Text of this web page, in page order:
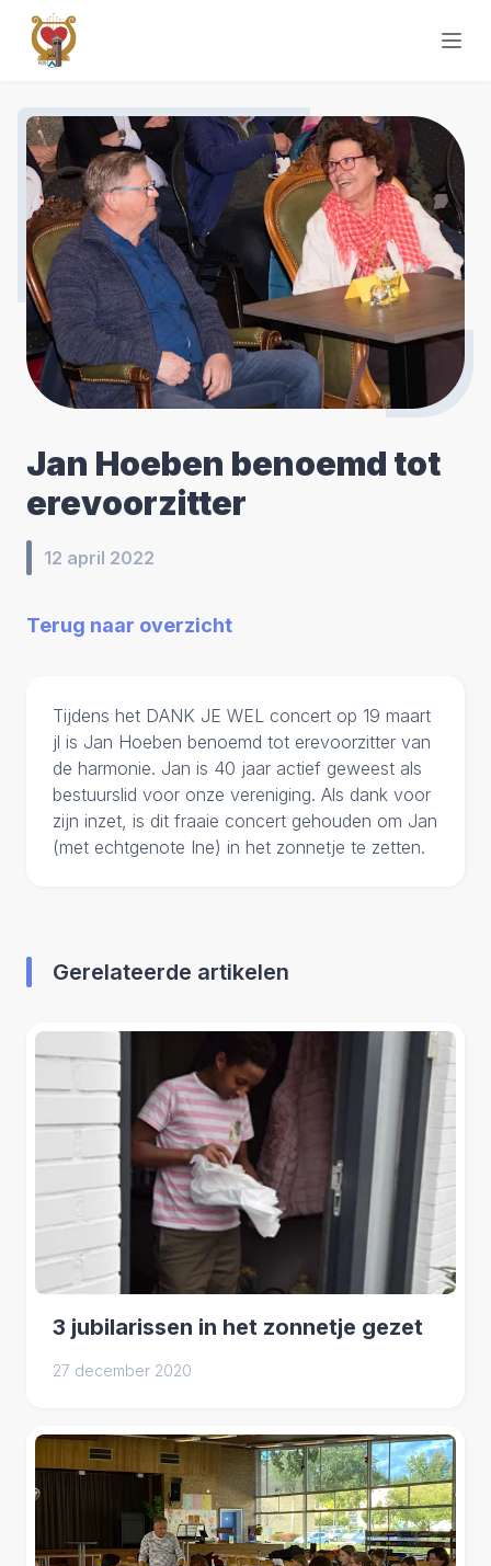
Jan Hoeben benoemd tot
erevoorzitter
12 april 2022
Terug naar overzicht
Tijdens het DANK JE WEL concert op 19 maart
jl is Jan Hoeben benoemd tot erevoorzitter van
de harmonie. Jan is 40 jaar actief geweest als
bestuurslid voor onze vereniging. Als dank voor
zijn inzet, is dit fraaie concert gehouden om Jan
(met echtgenote Ine) in het zonnetje te zetten.
Gerelateerde artikelen
3 jubilarissen in het zonnetje gezet
27 december 2020